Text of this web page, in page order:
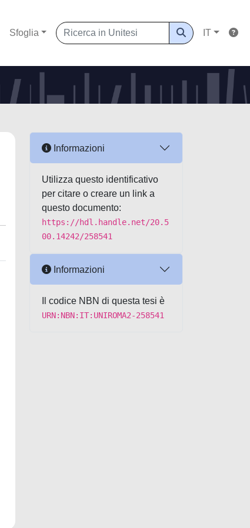
Sfoglia IT
Informazioni
Utilizza questo identificativo
per citare o creare un link a
questo documento:
https://hdl.handle.net/20.5
00.14242/258541
Informazioni
Il codice NBN di questa tesi è
URN:NBN:IT:UNIROMA2-258541